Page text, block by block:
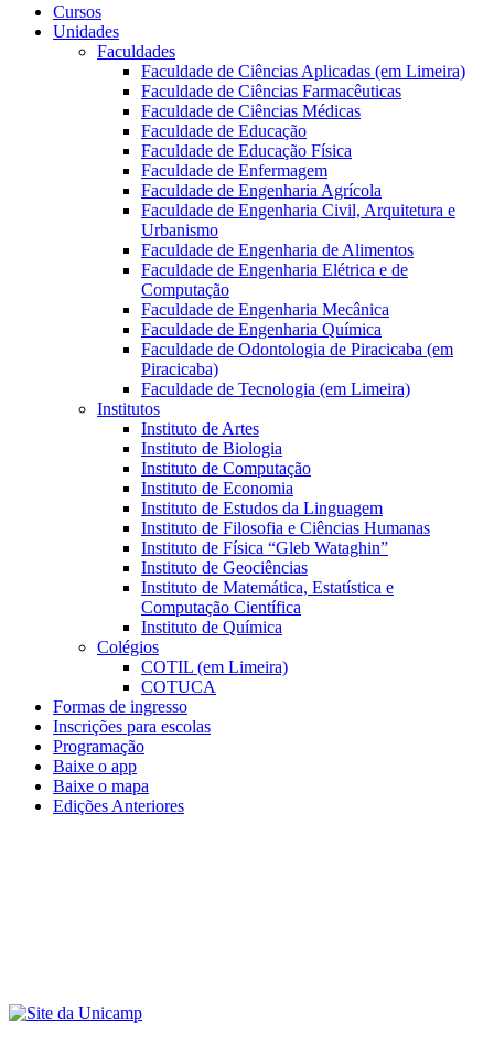
Cursos
Unidades
Faculdades
Faculdade de Ciências Aplicadas (em Limeira)
Faculdade de Ciências Farmacêuticas
Faculdade de Ciências Médicas
Faculdade de Educação
Faculdade de Educação Física
Faculdade de Enfermagem
Faculdade de Engenharia Agrícola
Faculdade de Engenharia Civil, Arquitetura e
Urbanismo
Faculdade de Engenharia de Alimentos
Faculdade de Engenharia Elétrica e de
Computação
Faculdade de Engenharia Mecânica
Faculdade de Engenharia Química
Faculdade de Odontologia de Piracicaba (em
Piracicaba)
Faculdade de Tecnologia (em Limeira)
Institutos
Instituto de Artes
Instituto de Biologia
Instituto de Computação
Instituto de Economia
Instituto de Estudos da Linguagem
Instituto de Filosofia e Ciências Humanas
Instituto de Física “Gleb Wataghin”
Instituto de Geociências
Instituto de Matemática, Estatística e
Computação Científica
Instituto de Química
Colégios
COTIL (em Limeira)
COTUCA
Formas de ingresso
Inscrições para escolas
Programação
Baixe o app
Baixe o mapa
Edições Anteriores